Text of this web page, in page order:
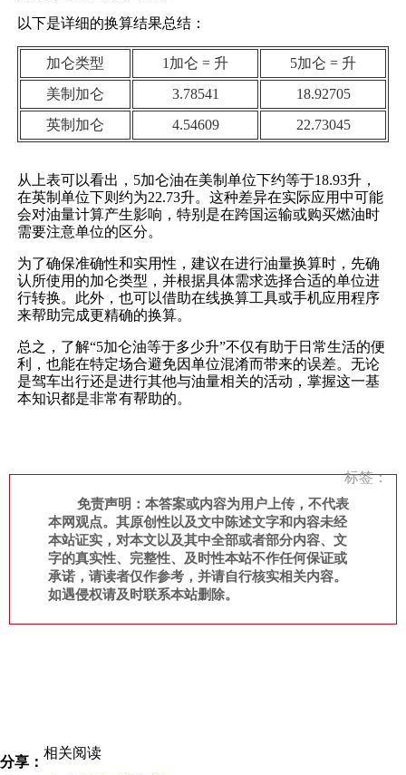
以下是详细的换算结果总结：
加仑类型 1加仑 = 升
5加仑 = 升
美制加仑
3.78541
18.92705
英制加仑
4.54609 22.73045
从上表可以看出，5加仑油在美制单位下约等于18.93升，
在英制单位下则约为22.73升。这种差异在实际应用中可能
会对油量计算产生影响，特别是在跨国运输或购买燃油时
需要注意单位的区分。
为了确保准确性和实用性，建议在进行油量换算时，先确
认所使用的加仑类型，并根据具体需求选择合适的单位进
行转换。此外，也可以借助在线换算工具或手机应用程序
来帮助完成更精确的换算。
总之，了解“5加仑油等于多少升”不仅有助于日常生活的便
利，也能在特定场合避免因单位混淆而带来的误差。无论
是驾车出行还是进行其他与油量相关的活动，掌握这一基
本知识都是非常有帮助的。
标签：
免责声明：本答案或内容为用户上传，不代表
本网观点。其原创性以及文中陈述文字和内容未经
本站证实，对本文以及其中全部或者部分内容、文
字的真实性、完整性、及时性本站不作任何保证或
承诺，请读者仅作参考，并请自行核实相关内容。
如遇侵权请及时联系本站删除。
分享：
相关阅读